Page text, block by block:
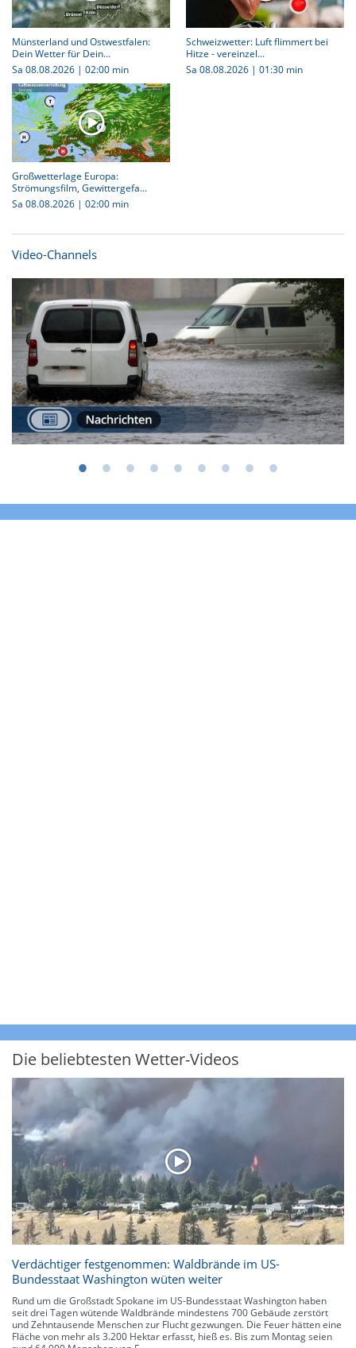
Münsterland und Ostwestfalen:
Dein Wetter für Dein...
Sa 08.08.2026 | 02:00 min
Schweizwetter: Luft flimmert bei
Hitze - vereinzel...
Sa 08.08.2026 | 01:30 min
Großwetterlage Europa:
Strömungsfilm, Gewittergefa...
Sa 08.08.2026 | 02:00 min
Video-Channels
Die beliebtesten Wetter-Videos
Verdächtiger festgenommen: Waldbrände im US-
Bundesstaat Washington wüten weiter
Rund um die Großstadt Spokane im US-Bundesstaat Washington haben
seit drei Tagen wütende Waldbrände mindestens 700 Gebäude zerstört
und Zehntausende Menschen zur Flucht gezwungen. Die Feuer hätten eine
Fläche von mehr als 3.200 Hektar erfasst, hieß es. Bis zum Montag seien